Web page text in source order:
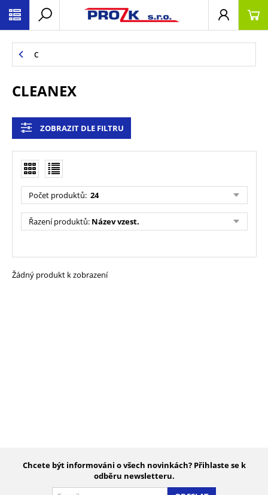
C
CLEANEX
ZOBRAZIT DLE FILTRU
Počet produktů: 24
Řazení produktů: Název vzest.
Žádný produkt k zobrazení
Chcete být informováni o všech novinkách? Přihlaste se k
odběru newsletteru.